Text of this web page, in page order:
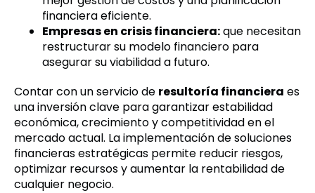
financiera eficiente.
Empresas en crisis financiera:que necesitan
restructurar su modelo financiero para
asegurar su viabilidad a futuro.
Contar con un servicio de resultoría financiera es
una inversión clave para garantizar estabilidad
económica, crecimiento y competitividad en el
mercado actual. La implementación de soluciones
financieras estratégicas permite reducir riesgos,
optimizar recursos yaumentar la rentabilidad de
cualquier negocio.